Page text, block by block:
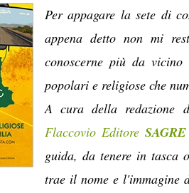
Per appagare la sete di
appena detto non mi
conoscerne più da
popolari e religiose che
A cura della redazione
Flaccovio Editore
guida, da tenere in tasca
trae il nome e l'immagine